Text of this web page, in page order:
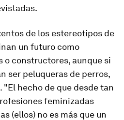
de los estereotipos de
un futuro como
constructores, aunque si
ser peluqueras de perros,
hecho de que desde tan
feminizadas
(ellos) no es más que un